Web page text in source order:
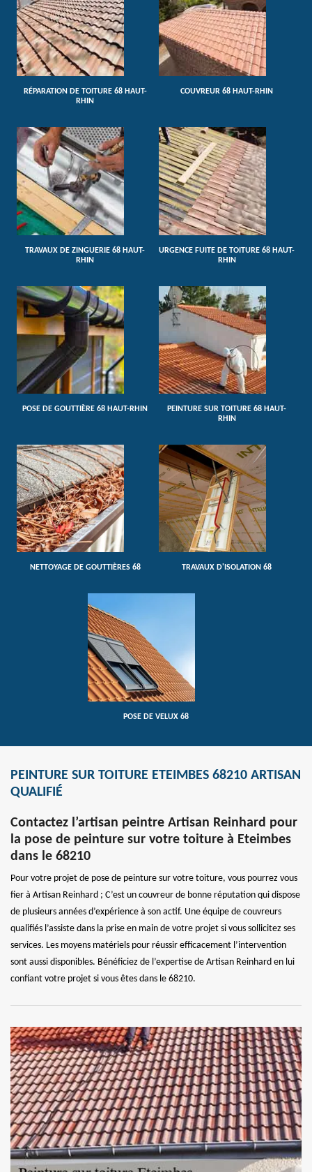
RÉPARATION DE TOITURE 68 HAUT-
RHIN
COUVREUR 68 HAUT-RHIN
TRAVAUX DE ZINGUERIE 68 HAUT-
RHIN
URGENCE FUITE DE TOITURE 68 HAUT-
RHIN
POSE DE GOUTTIÈRE 68 HAUT-RHIN
PEINTURE SUR TOITURE 68 HAUT-
RHIN
NETTOYAGE DE GOUTTIÈRES 68 TRAVAUX D'ISOLATION 68
POSE DE VELUX 68
PEINTURE SUR TOITURE ETEIMBES 68210 ARTISAN
QUALIFIÉ
Contactez l’artisan peintre Artisan Reinhard pour
la pose de peinture sur votre toiture à Eteimbes
dans le 68210
Pour votre projet de pose de peinture sur votre toiture, vous pourrez vous
fier à Artisan Reinhard ; C’est un couvreur de bonne réputation qui dispose
de plusieurs années d’expérience à son actif. Une équipe de couvreurs
qualifiés l’assiste dans la prise en main de votre projet si vous sollicitez ses
services. Les moyens matériels pour réussir efficacement l’intervention
sont aussi disponibles. Bénéficiez de l’expertise de Artisan Reinhard en lui
confiant votre projet si vous êtes dans le 68210.